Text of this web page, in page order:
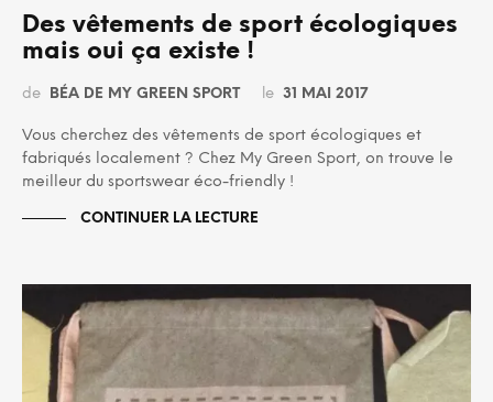
Des vêtements de sport écologiques
mais oui ça existe !
de BÉA DE MY GREEN SPORT le 31 MAI 2017
Vous cherchez des vêtements de sport écologiques et
fabriqués localement ? Chez My Green Sport, on trouve le
meilleur du sportswear éco-friendly !
CONTINUER LA LECTURE